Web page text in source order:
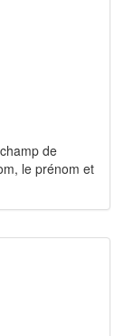
de
le prénom et